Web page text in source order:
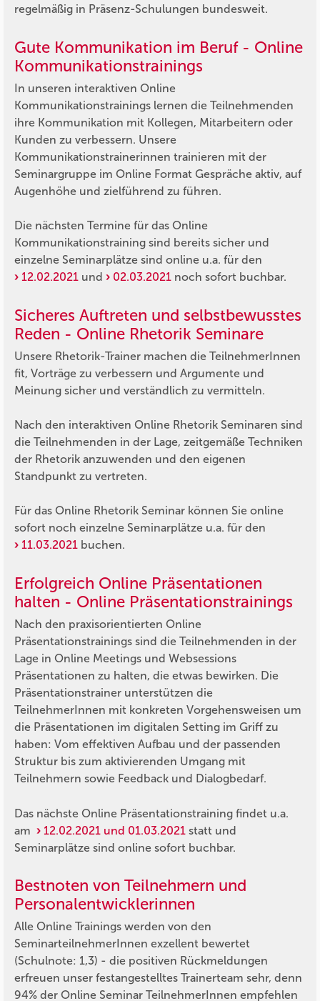
regelmäßig in Präsenz-Schulungen bundesweit.
Gute Kommunikation im Beruf - Online
Kommunikationstrainings
In unseren interaktiven Online
Kommunikationstrainings lernen die Teilnehmenden
ihre Kommunikation mit Kollegen, Mitarbeitern oder
Kunden zu verbessern. Unsere
Kommunikationstrainerinnen trainieren mit der
Seminargruppe im Online Format Gespräche aktiv, auf
Augenhöhe und zielführend zu führen.
Die nächsten Termine für das Online
Kommunikationstraining sind bereits sicher und
einzelne Seminarplätze sind online u.a. für den
12.02.2021 und 02.03.2021 noch sofort buchbar.
Sicheres Auftreten und selbstbewusstes
Reden - Online Rhetorik Seminare
Unsere Rhetorik-Trainer machen die TeilnehmerInnen
fit, Vorträge zu verbessern und Argumente und
Meinung sicher und verständlich zu vermitteln.
Nach den interaktiven Online Rhetorik Seminaren sind
die Teilnehmenden in der Lage, zeitgemäße Techniken
der Rhetorik anzuwenden und den eigenen
Standpunkt zu vertreten.
Für das Online Rhetorik Seminar können Sie online
sofort noch einzelne Seminarplätze u.a. für den
11.03.2021 buchen.
Erfolgreich Online Präsentationen
halten - Online Präsentationstrainings
Nach den praxisorientierten Online
Präsentationstrainings sind die Teilnehmenden in der
Lage in Online Meetings und Websessions
Präsentationen zu halten, die etwas bewirken. Die
Präsentationstrainer unterstützen die
TeilnehmerInnen mit konkreten Vorgehensweisen um
die Präsentationen im digitalen Setting im Griff zu
haben: Vom effektiven Aufbau und der passenden
Struktur bis zum aktivierenden Umgang mit
Teilnehmern sowie Feedback und Dialogbedarf.
Das nächste Online Präsentationstraining findet u.a.
am
12.02.2021 und 01.03.2021 statt und
Seminarplätze sind online sofort buchbar.
Bestnoten von Teilnehmern und
Personalentwicklerinnen
Alle Online Trainings werden von den
SeminarteilnehmerInnen exzellent bewertet
(Schulnote: 1,3) - die positiven Rückmeldungen
erfreuen unser festangestelltes Trainerteam sehr, denn
94% der Online Seminar TeilnehmerInnen empfehlen